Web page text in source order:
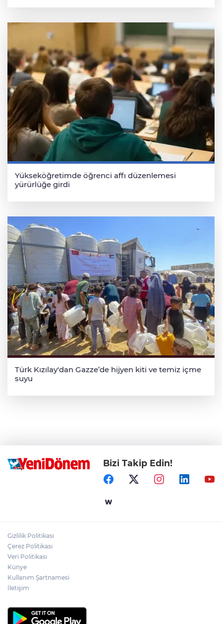
Yükseköğretimde öğrenci affı düzenlemesi
yürürlüğe girdi
Türk Kızılay'dan Gazze’de hijyen kiti ve temiz içme
suyu
Bizi Takip Edin!
Gizlilik Politikası
Çerez Politikası
Veri Politikası
Künye
Kullanım Şartnamesi
İletişim